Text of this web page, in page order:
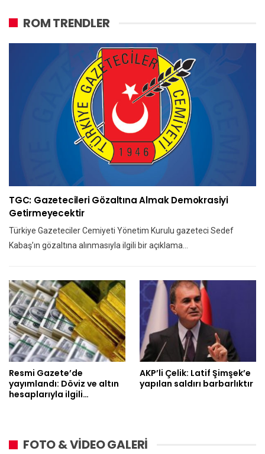
ROM TRENDLER
TGC: Gazetecileri Gözaltına Almak Demokrasiyi
Getirmeyecektir
Türkiye Gazeteciler Cemiyeti Yönetim Kurulu gazeteci Sedef
Kabaş’ın gözaltına alınmasıyla ilgili bir açıklama…
Resmi Gazete’de
yayımlandı: Döviz ve altın
hesaplarıyla ilgili…
AKP’li Çelik: Latif Şimşek’e
yapılan saldırı barbarlıktır
FOTO & VİDEO GALERİ